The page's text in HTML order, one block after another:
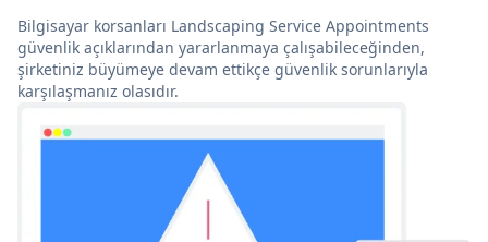
Bilgisayar korsanları Landscaping Service Appointments
güvenlik açıklarından yararlanmaya çalışabileceğinden,
şirketiniz büyümeye devam ettikçe güvenlik sorunlarıyla
karşılaşmanız olasıdır.